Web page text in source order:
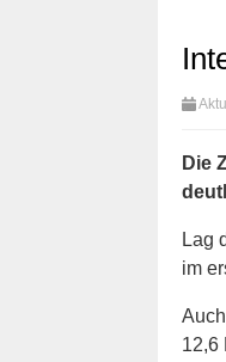
Die
Lag
im
12,6